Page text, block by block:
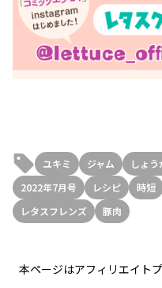
ユキミ ジャム しょう
2022年7月号
レシピ 時短
レタスフレンズ
豚肉
本ページはアフィリエイト